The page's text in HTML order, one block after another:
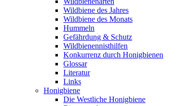
Wildbiene des Jahres
Wildbiene des Monats
Hummeln
Gefährdung & Schutz
Wildbienennisthilfen
Konkurrenz durch Honigbienen
Glossar
Literatur
Links
Honigbiene
Die Westliche Honigbiene